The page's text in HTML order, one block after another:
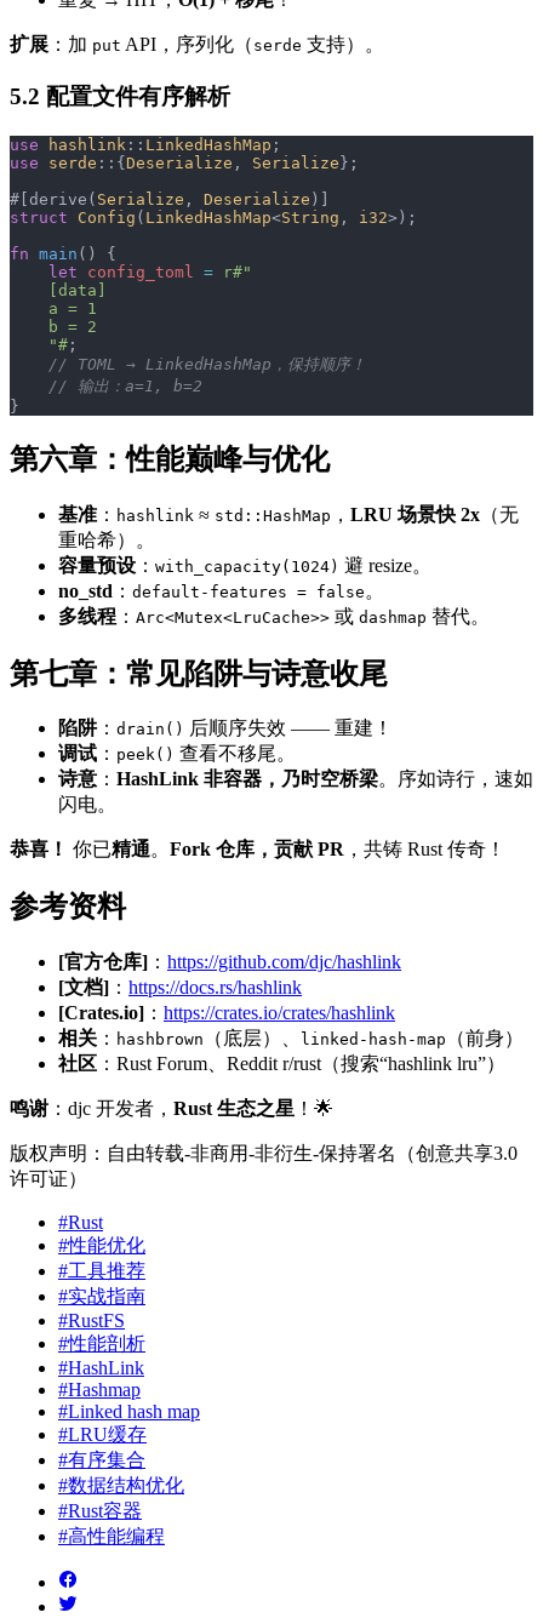
扩展 ：加 put API，序列化（ serde 支持）。
5.2 配置文件有序解析
use hashlink :: LinkedHashMap ;
use serde ::{ Deserialize , Serialize };
#[derive( Serialize , Deserialize )]
struct Config ( LinkedHashMap<String , i32>);
fn main () {
    let
config_toml = r#"
    [data]
    a = 1
    b = 2
    "#
;
    // TOML → LinkedHashMap，保持顺序！
    // 输出：a=1, b=2
}
第六章：性能巅峰与优化
基准 ： hashlink ≈ std::HashMap ， LRU 场景快 2x （无
重哈希）。
容量预设 ： with_capacity(1024) 避 resize。
no_std ： default-features = false 。
多线程 ： Arc<Mutex<LruCache>> 或 dashmap 替代。
第七章：常见陷阱与诗意收尾
陷阱： drain() 后顺序失效 —— 重建！
调试 ： peek() 查看不移尾。
诗意 ： HashLink 非容器，乃时空桥梁。序如诗行，速如
闪电。
恭喜！ 你已精通。 Fork 仓库，贡献 PR ，共铸 Rust 传奇！
参考资料
[官方仓库] ： https://github.com/djc/hashlink
[文档] ： https://docs.rs/hashlink
[Crates.io] ： https://crates.io/crates/hashlink
相关 ： hashbrown （底层）、 linked-hash-map
（前身）
社区 ：Rust Forum、Reddit r/rust（搜索“hashlink lru”）
鸣谢 ：djc 开发者， Rust 生态之星 ！🌟
版权声明：自由转载-非商用-非衍生-保持署名（创意共享3.0
许可证）
#Rust
#性能优化
#工具推荐
#实战指南
#RustFS
#性能剖析
#HashLink
#Hashmap
#Linked hash map
#LRU缓存
#有序集合
#数据结构优化
#Rust容器
#高性能编程